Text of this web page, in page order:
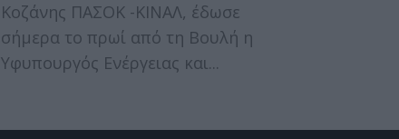
Κοζάνης ΠΑΣΟΚ -ΚΙΝΑΛ, έδωσε
σήμερα το πρωί από τη Βουλή η
Υφυπουργός Ενέργειας και...